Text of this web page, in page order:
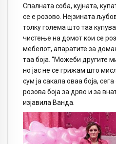
Спалната соба, кујната,
се е розово. Нејзината
толку голема што таа
чистење на домот кои се
мебелот, апаратите за
таа боја. “Можеби другите
но јас не се грижам што
сум ја сакала оваа боја,
розова боја за дрво и за
изјавила Ванда.